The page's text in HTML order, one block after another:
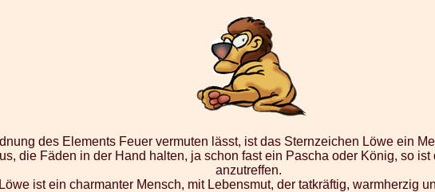
des Elements Feuer vermuten lässt, ist das Sternzeichen Löwe ein
die Fäden in der Hand halten, ja schon fast ein Pascha oder König, so
anzutreffen.
ist ein charmanter Mensch, mit Lebensmut, der tatkräftig, warmherzig